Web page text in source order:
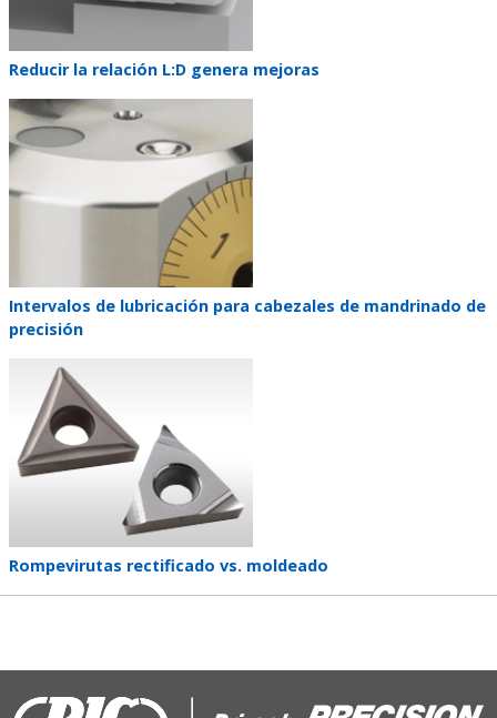
Teaser
Reducir la relación L:D genera mejoras
Teaser
image
Teaser
title
Intervalos de lubricación para cabezales de mandrinado de
precisión
Teaser
image
Teaser
Rompevirutas rectificado vs. moldeado